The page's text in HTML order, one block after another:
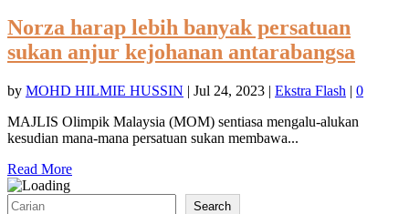
Norza harap lebih banyak persatuan
sukan anjur kejohanan antarabangsa
by MOHD HILMIE HUSSIN | Jul 24, 2023 | Ekstra Flash | 0
MAJLIS Olimpik Malaysia (MOM) sentiasa mengalu-alukan
kesudian mana-mana persatuan sukan membawa...
Read More
Search Search